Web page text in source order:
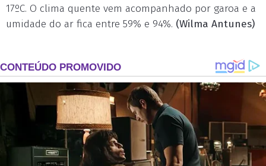
17ºC. O clima quente vem acompanhado por garoa e a
umidade do ar fica entre 59% e 94%. (Wilma Antunes)